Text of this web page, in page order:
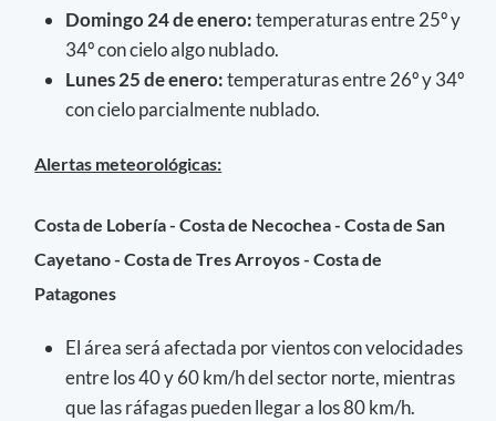
Domingo 24 de enero:temperaturas entre 25º y
34º con cielo algo nublado.
Lunes 25 de enero:temperaturas entre 26º y 34º
con cielo parcialmente nublado.
Alertas meteorológicas:
Costa de Lobería - Costa de Necochea - Costa de San
Cayetano - Costa de Tres Arroyos - Costa de
Patagones
El área será afectada por vientos con velocidades
entre los 40 y 60 km/h del sector norte, mientras
que las ráfagas pueden llegar a los 80 km/h.